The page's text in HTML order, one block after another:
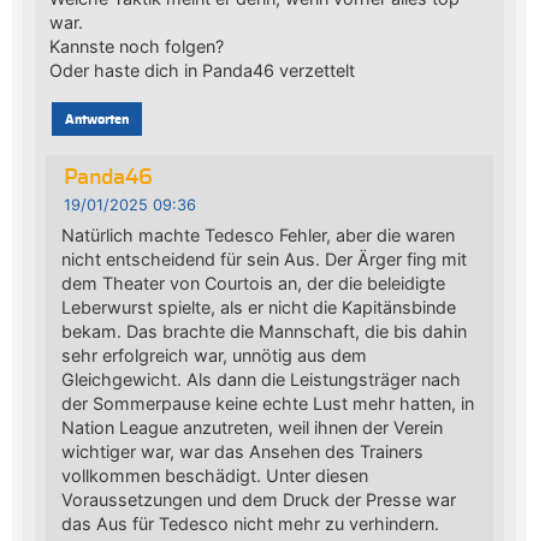
war.
Kannste noch folgen?
Oder haste dich in Panda46 verzettelt
Antworten
Panda46
19/01/2025 09:36
Natürlich machte Tedesco Fehler, aber die waren
nicht entscheidend für sein Aus. Der Ärger fing mit
dem Theater von Courtois an, der die beleidigte
Leberwurst spielte, als er nicht die Kapitänsbinde
bekam. Das brachte die Mannschaft, die bis dahin
sehr erfolgreich war, unnötig aus dem
Gleichgewicht. Als dann die Leistungsträger nach
der Sommerpause keine echte Lust mehr hatten, in
Nation League anzutreten, weil ihnen der Verein
wichtiger war, war das Ansehen des Trainers
vollkommen beschädigt. Unter diesen
Voraussetzungen und dem Druck der Presse war
das Aus für Tedesco nicht mehr zu verhindern.